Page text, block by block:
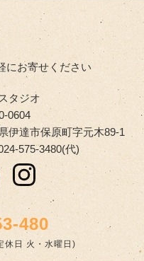
にお寄せください
タジオ
0604
伊達市保原町字元木89-1
575-3480(代)
480
日 火・水曜日)